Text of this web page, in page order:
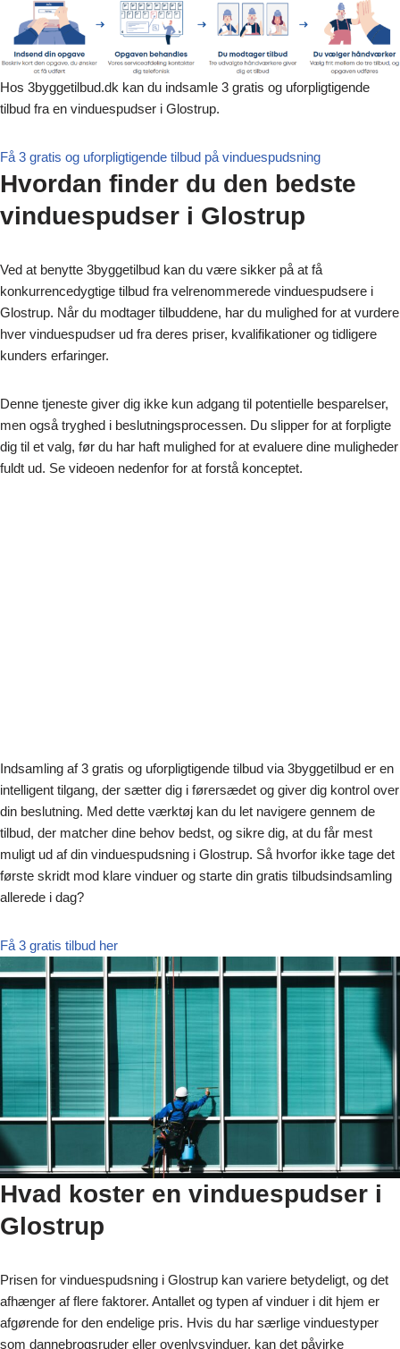
Hos 3byggetilbud.dk kan du indsamle 3 gratis og uforpligtigende
tilbud fra en vinduespudser i Glostrup.
Få 3 gratis og uforpligtigende tilbud på vinduespudsning
Hvordan finder du den bedste
vinduespudser i Glostrup
Ved at benytte 3byggetilbud kan du være sikker på at få
konkurrencedygtige tilbud fra velrenommerede vinduespudsere i
Glostrup. Når du modtager tilbuddene, har du mulighed for at vurdere
hver vinduespudser ud fra deres priser, kvalifikationer og tidligere
kunders erfaringer.
Denne tjeneste giver dig ikke kun adgang til potentielle besparelser,
men også tryghed i beslutningsprocessen. Du slipper for at forpligte
dig til et valg, før du har haft mulighed for at evaluere dine muligheder
fuldt ud. Se videoen nedenfor for at forstå konceptet.
Indsamling af 3 gratis og uforpligtigende tilbud via 3byggetilbud er en
intelligent tilgang, der sætter dig i førersædet og giver dig kontrol over
din beslutning. Med dette værktøj kan du let navigere gennem de
tilbud, der matcher dine behov bedst, og sikre dig, at du får mest
muligt ud af din vinduespudsning i Glostrup. Så hvorfor ikke tage det
første skridt mod klare vinduer og starte din gratis tilbudsindsamling
allerede i dag?
Få 3 gratis tilbud her
Hvad koster en vinduespudser i
Glostrup
Prisen for vinduespudsning i Glostrup kan variere betydeligt, og det
afhænger af flere faktorer. Antallet og typen af vinduer i dit hjem er
afgørende for den endelige pris. Hvis du har særlige vinduestyper
som dannebrogsruder eller ovenlysvinduer, kan det påvirke